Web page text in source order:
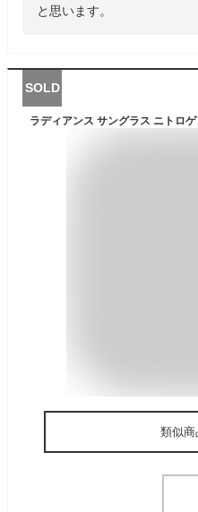
と思います。
SOLD
類似商